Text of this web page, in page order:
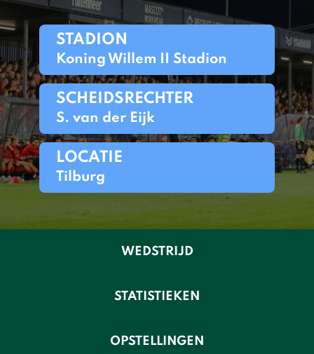
STADION
Koning Willem II Stadion
SCHEIDSRECHTER
S. van der Eijk
LOCATIE
Tilburg
WEDSTRIJD
STATISTIEKEN
OPSTELLINGEN